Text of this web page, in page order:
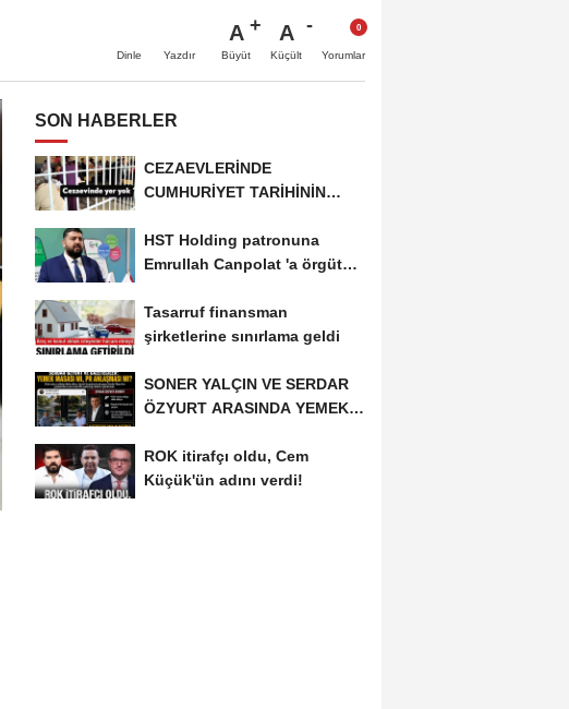
Dinle Yazdır
A
Büyüt
A
Küçült Yorumlar
SON HABERLER
CEZAEVLERİNDE
CUMHURİYET TARİHİNİN
KİŞİ...
HST Holding patronuna
Emrullah Canpolat 'a örgüt
Tasarruf finansman
şirketlerine sınırlama geldi
SONER YALÇIN VE SERDAR
ÖZYURT ARASINDA YEMEK
ROK itirafçı oldu, Cem
Küçük'ün adını verdi!